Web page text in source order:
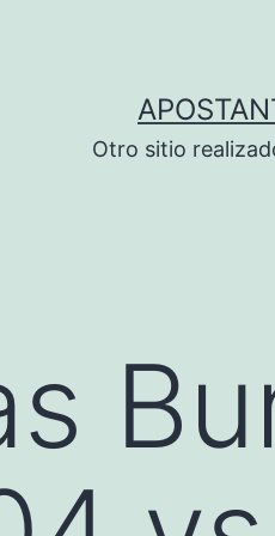
Otro sitio